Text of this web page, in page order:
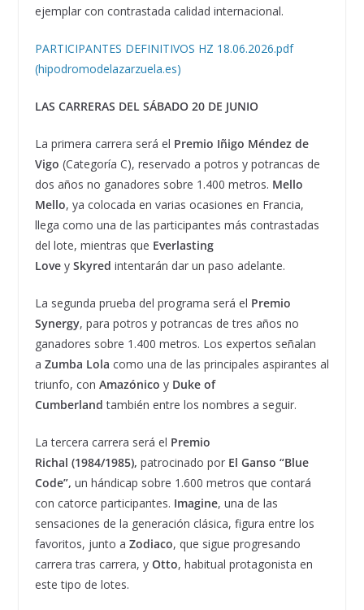
ejemplar con contrastada calidad internacional.
PARTICIPANTES DEFINITIVOS HZ 18.06.2026.pdf
(hipodromodelazarzuela.es)
LAS CARRERAS DEL SÁBADO 20 DE JUNIO
La primera carrera será el Premio Iñigo Méndez de
Vigo (Categoría C), reservado a potros y potrancas de
dos años no ganadores sobre 1.400 metros. Mello
Mello, ya colocada en varias ocasiones en Francia,
llega como una de las participantes más contrastadas
del lote, mientras que Everlasting
Lovey Skyred intentarán dar un paso adelante.
La segunda prueba del programa será el Premio
Synergy, para potros y potrancas de tres años no
ganadores sobre 1.400 metros. Los expertos señalan
a Zumba Lola como una de las principales aspirantes al
triunfo, con Amazónico y Duke of
Cumberland también entre los nombres a seguir.
La tercera carrera será el Premio
Richal (1984/1985), patrocinado por El Ganso “Blue
Code”, un hándicap sobre 1.600 metros que contará
con catorce participantes. Imagine, una de las
sensaciones de la generación clásica, figura entre los
favoritos, junto a Zodiaco, que sigue progresando
carrera tras carrera, y Otto, habitual protagonista en
este tipo de lotes.